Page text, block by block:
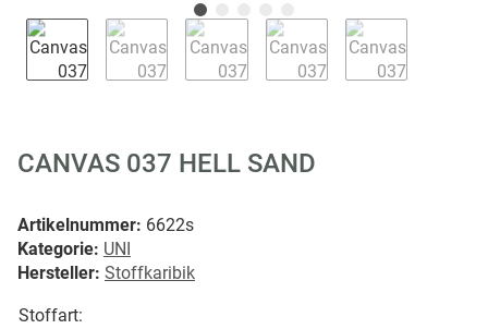
CANVAS 037 HELL SAND
Artikelnummer: 6622s
Kategorie: UNI
Hersteller: Stoffkaribik
Stoffart: